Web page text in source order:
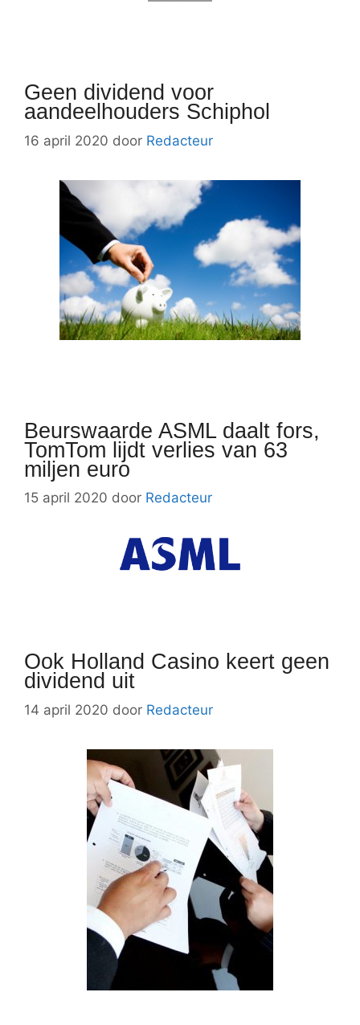
Geen dividend voor
aandeelhouders Schiphol
16 april 2020 door Redacteur
Beurswaarde ASML daalt fors,
TomTom lijdt verlies van 63
miljen euro
15 april 2020 door Redacteur
Ook Holland Casino keert geen
dividend uit
14 april 2020 door Redacteur